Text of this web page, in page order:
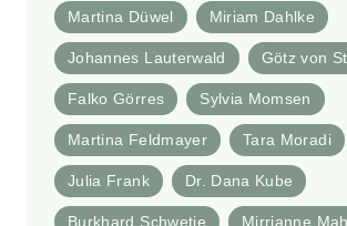
Martina Düwel Miriam Dahlke
Johannes Lauterwald Götz von
Falko Görres Sylvia Momsen
Martina Feldmayer Tara Moradi
Julia Frank Dr. Dana Kube
Burkhard Schwetje Mirrianne